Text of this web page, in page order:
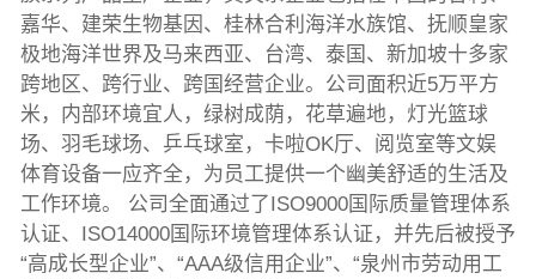
嘉华、建荣生物基因、桂林合利海洋水族馆、抚顺皇家
极地海洋世界及马来西亚、台湾、泰国、新加坡十多家
跨地区、跨行业、跨国经营企业。公司面积近5万平方
米，内部环境宜人，绿树成荫，花草遍地，灯光篮球
场、羽毛球场、乒乓球室，卡啦OK厅、阅览室等文娱
体育设备一应齐全，为员工提供一个幽美舒适的生活及
工作环境。 公司全面通过了ISO9000国际质量管理体系
认证、ISO14000国际环境管理体系认证，并先后被授予
“高成长型企业”、“AAA级信用企业”、“泉州市劳动用工